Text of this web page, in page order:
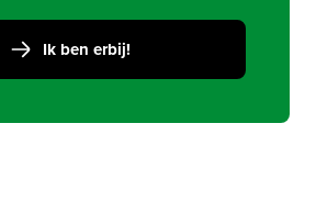
Ik ben erbij!